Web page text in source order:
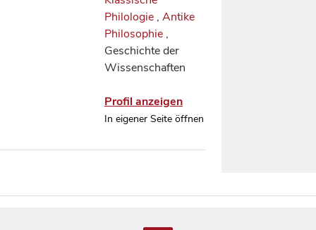
Philologie , Antike
Philosophie ,
Geschichte der
Wissenschaften
Profil anzeigen
In eigener Seite öffnen